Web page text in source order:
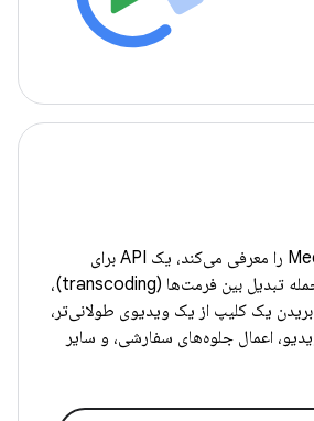
Media3 Transformer را معرفی می‌کند، یک API برای
ویرایش رسانه‌ها، از جمله تبدیل بین فرمت‌ها (transcoding)،
بریدن یک کلیپ از یک ویدیوی طولانی‌تر،
اعمال جلوه‌های سفارشی، و سایر